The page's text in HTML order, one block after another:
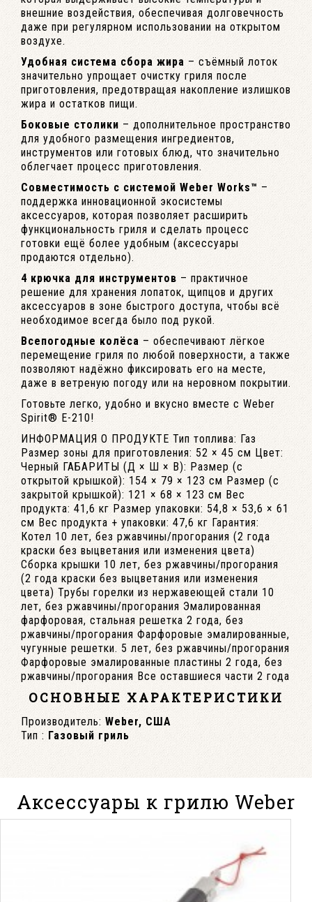
внешние воздействия, обеспечивая долговечность
даже при регулярном использовании на открытом
воздухе.
Удобная система сбора жира – съёмный лоток
значительно упрощает очистку гриля после
приготовления, предотвращая накопление излишков
жира и остатков пищи.
Боковые столики – дополнительное пространство
для удобного размещения ингредиентов,
инструментов или готовых блюд, что значительно
облегчает процесс приготовления.
Совместимость с системой Weber Works™ –
поддержка инновационной экосистемы
аксессуаров, которая позволяет расширить
функциональность гриля и сделать процесс
готовки ещё более удобным (аксессуары
продаются отдельно).
4 крючка для инструментов – практичное
решение для хранения лопаток, щипцов и других
аксессуаров в зоне быстрого доступа, чтобы всё
необходимое всегда было под рукой.
Всепогодные колёса – обеспечивают лёгкое
перемещение гриля по любой поверхности, а также
позволяют надёжно фиксировать его на месте,
даже в ветреную погоду или на неровном покрытии.
Готовьте легко, удобно и вкусно вместе с Weber
Spirit® E-210!
ИНФОРМАЦИЯ О ПРОДУКТЕ Тип топлива: Газ
Размер зоны для приготовления: 52 × 45 см Цвет:
Черный ГАБАРИТЫ (Д × Ш × В): Размер (с
открытой крышкой): 154 × 79 × 123 см Размер (с
закрытой крышкой): 121 × 68 × 123 см Вес
продукта: 41,6 кг Размер упаковки: 54,8 × 53,6 × 61
см Вес продукта + упаковки: 47,6 кг Гарантия:
Котел 10 лет, без ржавчины/прогорания (2 года
краски без выцветания или изменения цвета)
Сборка крышки 10 лет, без ржавчины/прогорания
(2 года краски без выцветания или изменения
цвета) Трубы горелки из нержавеющей стали 10
лет, без ржавчины/прогорания Эмалированная
фарфоровая, стальная решетка 2 года, без
ржавчины/прогорания Фарфоровые эмалированные,
чугунные решетки. 5 лет, без ржавчины/прогорания
Фарфоровые эмалированные пластины 2 года, без
ржавчины/прогорания Все оставшиеся части 2 года
ОСНОВНЫЕ ХАРАКТЕРИСТИКИ
Производитель: Weber, США
Тип : Газовый гриль
Аксессуары к грилю Weber